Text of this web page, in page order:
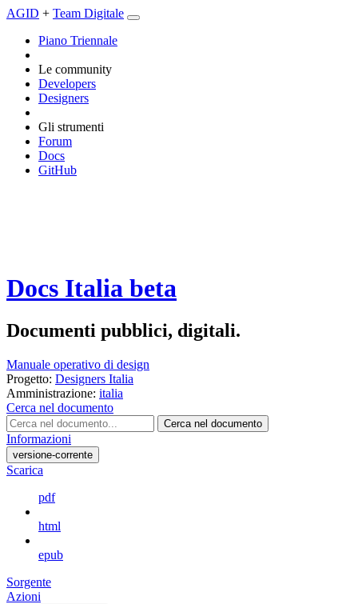
AGID + Team Digitale
Piano Triennale
Le community
Developers
Designers
Gli strumenti
Forum
Docs
GitHub
Docs Italia beta
Documenti pubblici, digitali.
Manuale operativo di design
Progetto: Designers Italia
Amministrazione: italia
Cerca nel documento
Cerca nel documento
Informazioni
versione-corrente
Scarica
pdf
html
epub
Sorgente
Azioni